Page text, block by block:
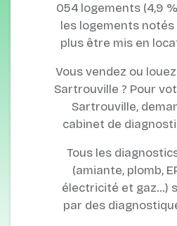
054 logements (4,9
les logements
plus être mis en
Vous vendez ou
Sartrouville ? Pour
Sartrouville,
cabinet de
Tous les
(amiante, plomb,
électricité et gaz…)
par des